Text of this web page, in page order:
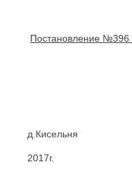
Постановление №396
д.Кисельня
2017г.